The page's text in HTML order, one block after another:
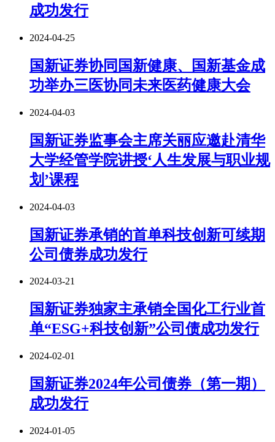
成功发行
2024-04-25
国新证券协同国新健康、国新基金成
功举办三医协同未来医药健康大会
2024-04-03
国新证券监事会主席关丽应邀赴清华
大学经管学院讲授‘人生发展与职业规
划’课程
2024-04-03
国新证券承销的首单科技创新可续期
公司债券成功发行
2024-03-21
国新证券独家主承销全国化工行业首
单“ESG+科技创新”公司债成功发行
2024-02-01
国新证券2024年公司债券（第一期）
成功发行
2024-01-05